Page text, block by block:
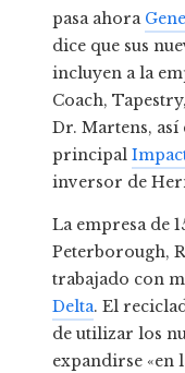
pasa ahora
dice que sus
incluyen a la
Coach,
Dr. Martens,
principal
inversor de
La empresa de
Peterborough,
trabajado con
Delta. El
de utilizar los
expandirse «en